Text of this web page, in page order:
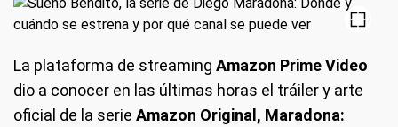
La plataforma de streaming Amazon Prime Video
dio a conocer en las últimas horas el tráiler y arte
oficial de la serie Amazon Original, Maradona: